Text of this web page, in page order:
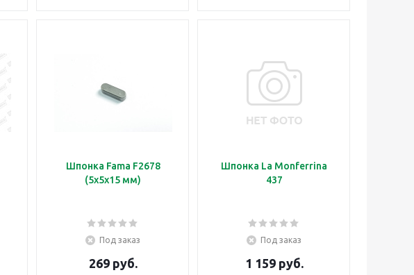
Шпонка Fama F2678
(5х5х15 мм)
Под заказ
269 руб.
Шпонка La Monferrina
437
Под заказ
1 159 руб.